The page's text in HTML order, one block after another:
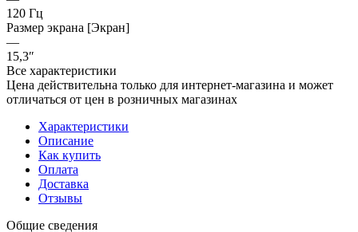
120 Гц
Размер экрана [Экран]
—
15,3″
Все характеристики
Цена действительна только для интернет-магазина и может
отличаться от цен в розничных магазинах
Характеристики
Описание
Как купить
Оплата
Доставка
Отзывы
Общие сведения